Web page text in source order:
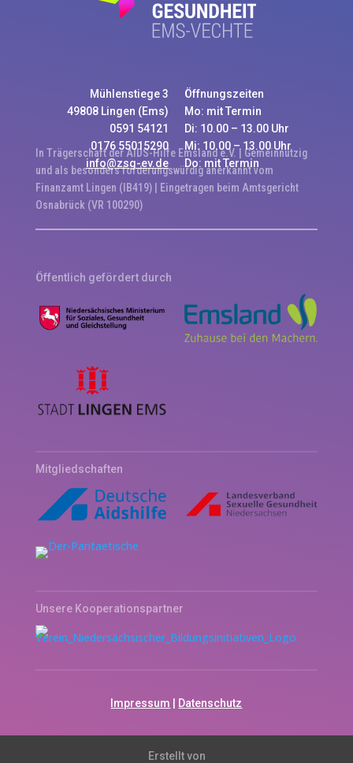
Mühlenstiege 3
49808 Lingen (Ems)
0591 54121
0176 55015290
info@zsg-ev.de
Öffnungszeiten
Mo: mit Termin
Di: 10.00 – 13.00 Uhr
Mi: 10.00 – 13.00 Uhr
Do: mit Termin
In Trägerschaft der AIDS-Hilfe Emsland e.V. | Gemeinnützig
und als besonders förderungswürdig anerkannt vom
Finanzamt Lingen (IB419) | Eingetragen beim Amtsgericht
Osnabrück (VR 100290)
Öffentlich gefördert durch
Mitgliedschaften
Unsere Kooperationspartner
Impressum Datenschutz
Erstellt von